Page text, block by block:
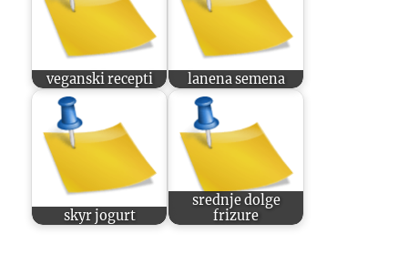
veganski recepti lanena semena
skyr jogurt
srednje dolge
frizure